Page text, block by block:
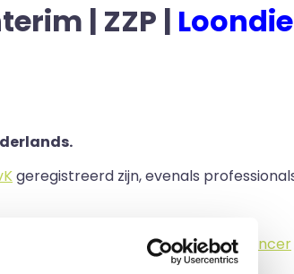
| ZZP |
geregistreerd zijn, evenals
interimmer/freelancer